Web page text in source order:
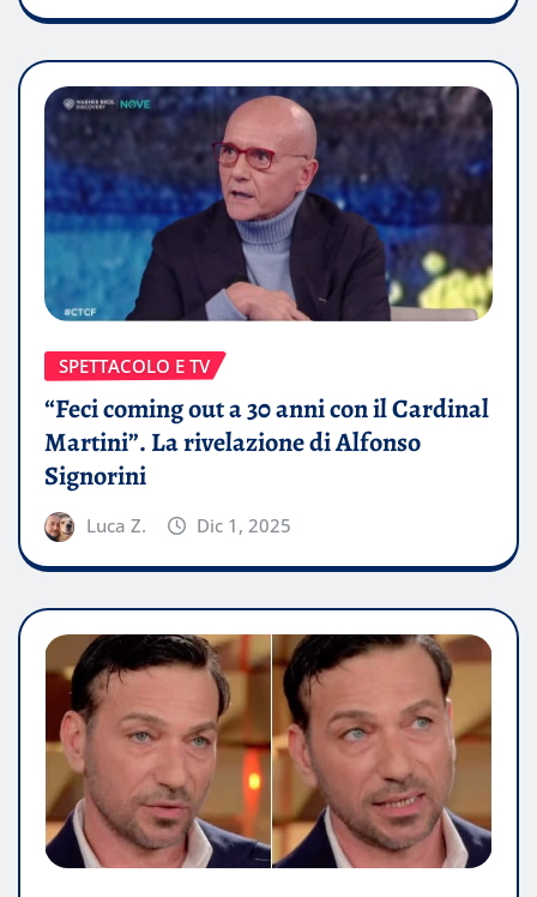
SPETTACOLO E TV
“Feci coming out a 30 anni con il Cardinal
Martini”. La rivelazione di Alfonso
Signorini
Luca Z. Dic 1, 2025